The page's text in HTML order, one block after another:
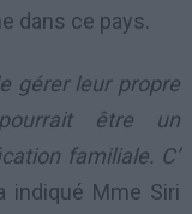
dans ce pays.
gérer leur propre
être un
familiale. C’
indiqué Mme Siri